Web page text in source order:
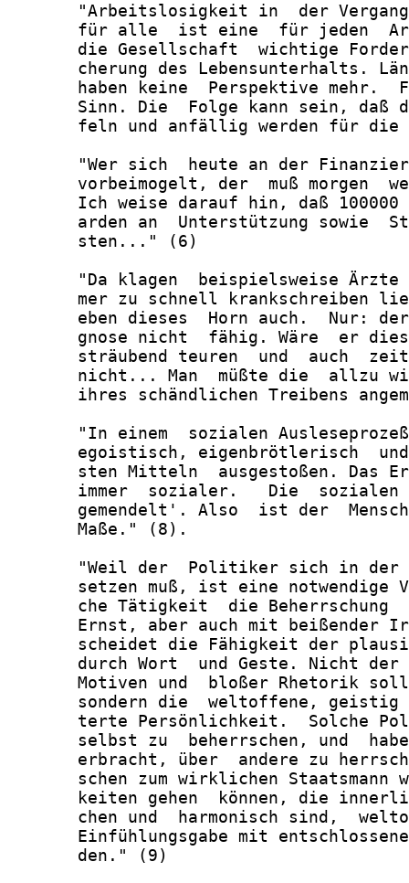
"Arbeitslosigkeit in  der
für alle  ist eine  für jeden
die Gesellschaft  wichtige
cherung des Lebensunterhalts.
haben keine  Perspektive mehr.
Sinn. Die  Folge kann sein, daß
feln und anfällig werden für die
"Wer sich  heute an der
vorbeimogelt, der  muß morgen
Ich weise darauf hin, daß
arden an  Unterstützung sowie
       sten..." (6)
"Da klagen  beispielsweise
mer zu schnell krankschreiben
eben dieses  Horn auch.  Nur:
gnose nicht  fähig. Wäre  er
sträubend teuren  und  auch
nicht... Man  müßte die  allzu
ihres schändlichen Treibens
"In einem  sozialen
egoistisch, eigenbrötlerisch
sten Mitteln  ausgestoßen. Das
immer  sozialer.   Die
gemendelt'. Also  ist der
       Maße." (8).
"Weil der  Politiker sich in
setzen muß, ist eine notwendige
che Tätigkeit  die Beherrschung
Ernst, aber auch mit beißender
scheidet die Fähigkeit der
durch Wort  und Geste. Nicht
Motiven und  bloßer Rhetorik
sondern die  weltoffene,
terte Persönlichkeit.  Solche
selbst zu  beherrschen, und
erbracht, über  andere zu
schen zum wirklichen Staatsmann
keiten gehen  können, die
chen und  harmonisch sind,
Einfühlungsgabe mit
       den." (9)